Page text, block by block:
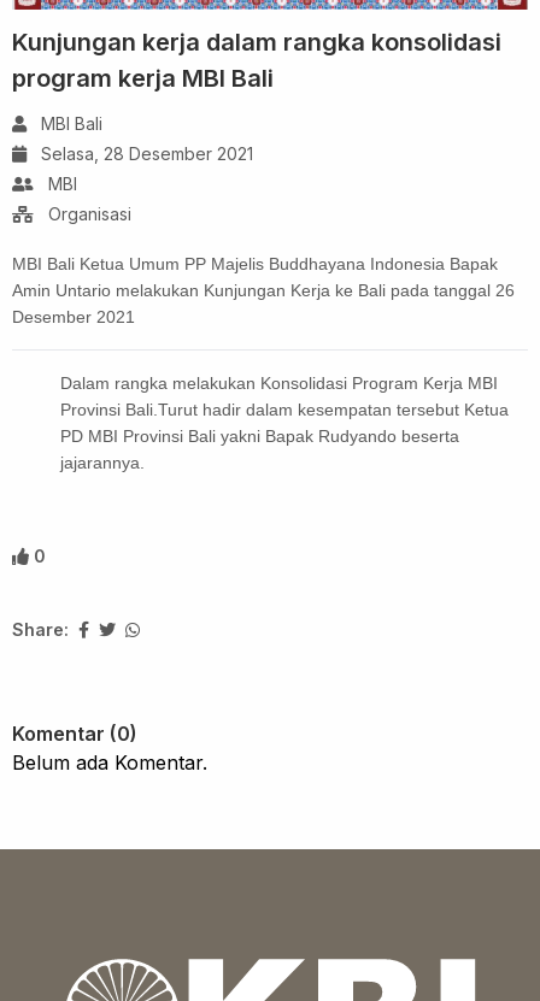
Kunjungan kerja dalam rangka konsolidasi
program kerja MBI Bali
MBI Bali
Selasa, 28 Desember 2021
MBI
Organisasi
MBI Bali Ketua Umum PP Majelis Buddhayana Indonesia Bapak
Amin Untario melakukan Kunjungan Kerja ke Bali pada tanggal 26
Desember 2021
Dalam rangka melakukan Konsolidasi Program Kerja MBI
Provinsi Bali.Turut hadir dalam kesempatan tersebut Ketua
PD MBI Provinsi Bali yakni Bapak Rudyando beserta
jajarannya.
0
Share:
Komentar (0)
Belum ada Komentar.